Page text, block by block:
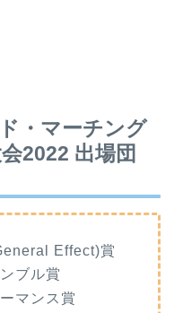
・マーチング
2022 出場団
Effect)賞
ブル賞
マンス賞